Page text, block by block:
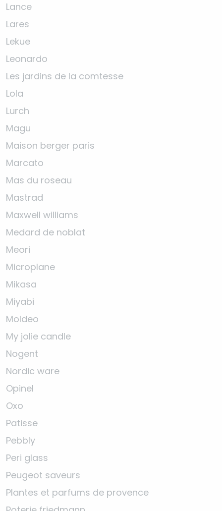
Lance
Lares
Lekue
Leonardo
Les jardins de la comtesse
Lola
Lurch
Magu
Maison berger paris
Marcato
Mas du roseau
Mastrad
Maxwell williams
Medard de noblat
Meori
Microplane
Mikasa
Miyabi
Moldeo
My jolie candle
Nogent
Nordic ware
Opinel
Oxo
Patisse
Pebbly
Peri glass
Peugeot saveurs
Plantes et parfums de provence